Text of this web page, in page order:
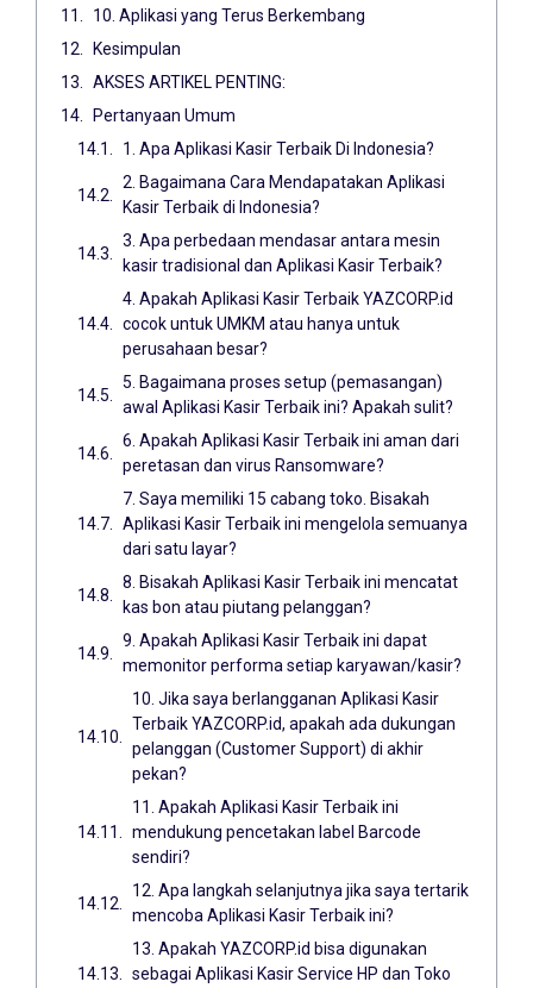
10. Aplikasi yang Terus Berkembang
Kesimpulan
AKSES ARTIKEL PENTING:
Pertanyaan Umum
1. Apa Aplikasi Kasir Terbaik Di Indonesia?
2. Bagaimana Cara Mendapatakan Aplikasi
Kasir Terbaik di Indonesia?
3. Apa perbedaan mendasar antara mesin
kasir tradisional dan Aplikasi Kasir Terbaik?
4. Apakah Aplikasi Kasir Terbaik YAZCORP.id
cocok untuk UMKM atau hanya untuk
perusahaan besar?
5. Bagaimana proses setup (pemasangan)
awal Aplikasi Kasir Terbaik ini? Apakah sulit?
6. Apakah Aplikasi Kasir Terbaik ini aman dari
peretasan dan virus Ransomware?
7. Saya memiliki 15 cabang toko. Bisakah
Aplikasi Kasir Terbaik ini mengelola semuanya
dari satu layar?
8. Bisakah Aplikasi Kasir Terbaik ini mencatat
kas bon atau piutang pelanggan?
9. Apakah Aplikasi Kasir Terbaik ini dapat
memonitor performa setiap karyawan/kasir?
10. Jika saya berlangganan Aplikasi Kasir
Terbaik YAZCORP.id, apakah ada dukungan
pelanggan (Customer Support) di akhir
pekan?
11. Apakah Aplikasi Kasir Terbaik ini
mendukung pencetakan label Barcode
sendiri?
12. Apa langkah selanjutnya jika saya tertarik
mencoba Aplikasi Kasir Terbaik ini?
13. Apakah YAZCORP.id bisa digunakan
sebagai Aplikasi Kasir Service HP dan Toko